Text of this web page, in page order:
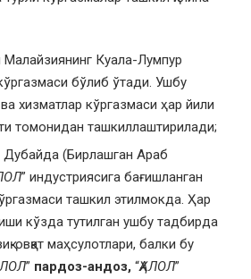
Куала-Лумпур
бўлиб ўтади. Ушбу
хизматлар кўргазмаси ҳар йили
томонидан ташкиллаштирилади;
Дубайда (Бирлашган Араб
” индустриясига бағишланган
ташкил этилмокда. Ҳар
кўзда тутилган ушбу тадбирда
овқат маҳсулотлари, балки бу
” пардоз-андоз, “ҲАЛОЛ”